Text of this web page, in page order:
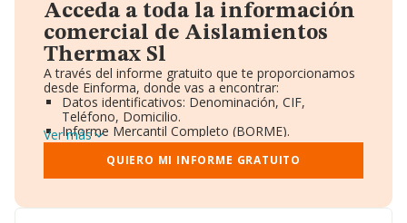
Acceda a toda la información
comercial de Aislamientos
Thermax Sl
A través del informe gratuito que te proporcionamos
desde Einforma, donde vas a encontrar:
Datos identificativos: Denominación, CIF,
Teléfono, Domicilio.
Informe Mercantil Completo (BORME).
Gráficos de Evolución Ventas y Empleados.
Consejo de Administración y Administradores.
Directivos y Ejecutivos.
Ver más
QUIERO MI INFORME GRATUITO